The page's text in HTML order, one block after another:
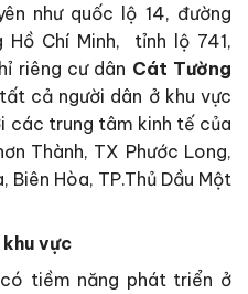
như quốc lộ 14, đường
Hồ Chí Minh, tỉnh lộ 741,
riêng cư dân Cát Tường
cả người dân ở khu vực
các trung tâm kinh tế của
Thành, TX Phước Long,
Biên Hòa, TP.Thủ Dầu Một
vực
tiềm năng phát triển ở